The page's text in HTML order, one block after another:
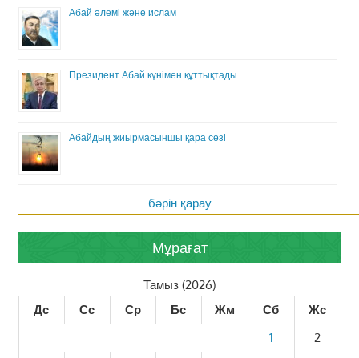
Абай әлемі және ислам
Президент Абай күнімен құттықтады
Абайдың жиырмасыншы қара сөзі
бәрін қарау
Мұрағат
Тамыз (2026)
Дс
Сс Ср Бс Жм Сб
Жс
1
2